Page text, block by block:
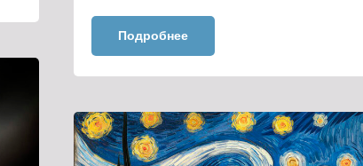
Подробнее